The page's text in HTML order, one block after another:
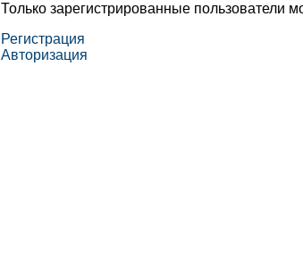
Только зарегистрированные пользователи
Регистрация
Авторизация